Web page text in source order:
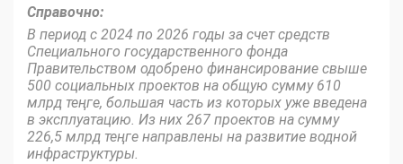
Справочно:
В период с 2024 по 2026 годы за счет средств
Специального государственного фонда
Правительством одобрено финансирование свыше
500 социальных проектов на общую сумму 610
млрд теңге, большая часть из которых уже введена
в эксплуатацию. Из них 267 проектов на сумму
226,5 млрд теңге направлены на развитие водной
инфраструктуры.